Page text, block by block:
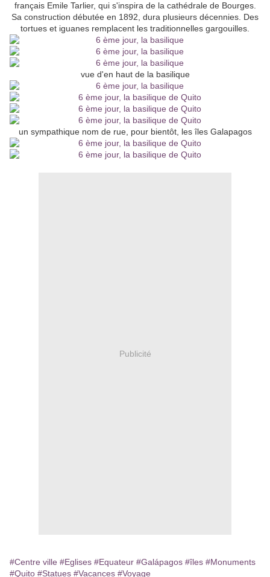
français Emile Tarlier, qui s'inspira de la cathédrale de Bourges.
Sa construction débutée en 1892, dura plusieurs décennies. Des
tortues et iguanes remplacent les traditionnelles gargouilles.
vue d'en haut de la basilique
un sympathique nom de rue, pour bientôt, les îles Galapagos
Publicité
#Centre ville #Eglises #Equateur #Galápagos #îles #Monuments
#Quito #Statues #Vacances #Voyage